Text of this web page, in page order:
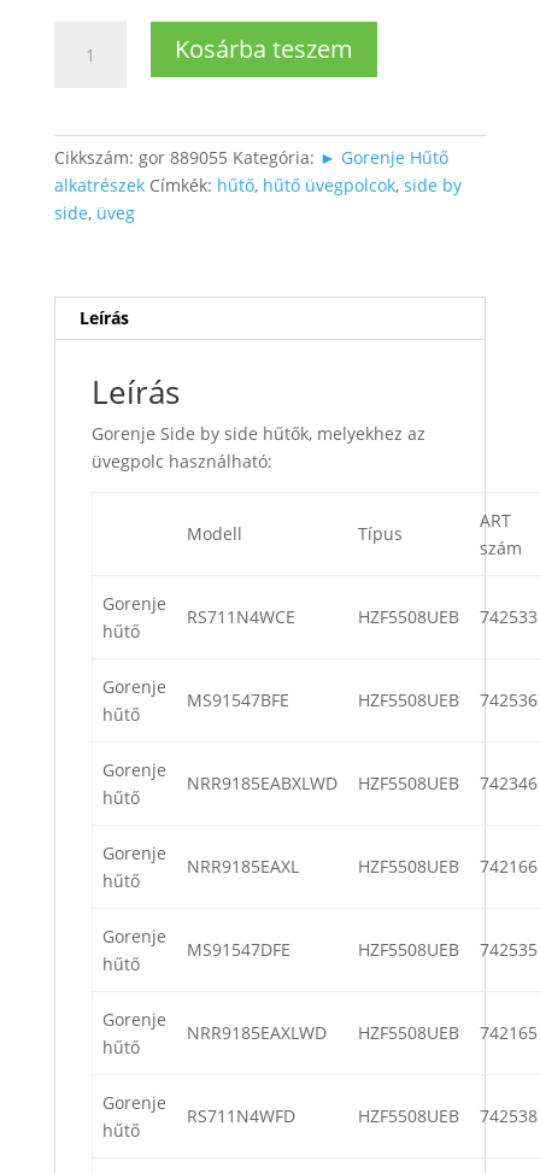
normáltérbe
üvegpolc
44,3x33,8x0,3cm
mennyiség
Kosárba teszem
Cikkszám: gor 889055 Kategória: ► Gorenje Hűtő
alkatrészek Címkék: hűtő, hűtő üvegpolcok, side by
side, üveg
Leírás
Leírás
Gorenje Side by side hűtők, melyekhez az
üvegpolc használható:
Modell Típus
ART
szám
Gorenje
hűtő
RS711N4WCE HZF5508UEB 742533
Gorenje
hűtő
MS91547BFE HZF5508UEB 742536
Gorenje
hűtő
NRR9185EABXLWD HZF5508UEB 742346
Gorenje
hűtő
NRR9185EAXL HZF5508UEB 742166
Gorenje
hűtő
MS91547DFE HZF5508UEB 742535
Gorenje
hűtő
NRR9185EAXLWD HZF5508UEB 742165
Gorenje
hűtő
RS711N4WFD HZF5508UEB 742538